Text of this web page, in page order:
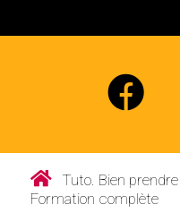
Tuto. Bien
Formation complète